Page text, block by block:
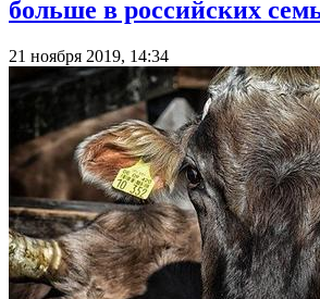
больше в российских
21 ноября 2019, 14:34